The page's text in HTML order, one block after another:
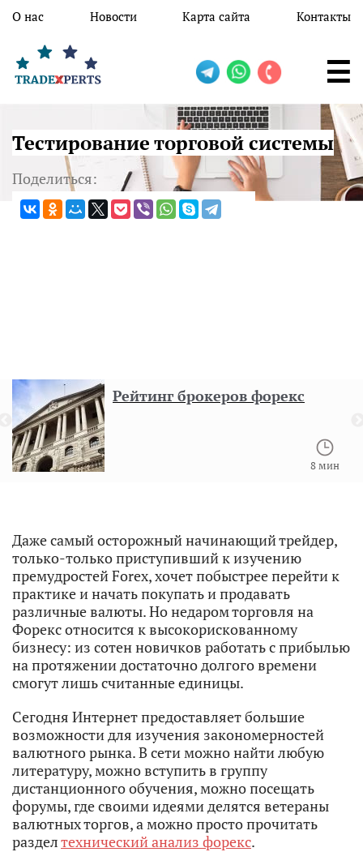
Перейти к основному содержанию
О нас Новости Карта сайта Контакты
Тестирование торговой системы
Поделиться:
Рейтинг брокеров форекс
8 мин
Даже самый осторожный начинающий трейдер,
только-только приступивший к изучению
премудростей Forex, хочет побыстрее перейти к
практике и начать покупать и продавать
различные валюты. Но недаром торговля на
Форекс относится к высокорискованному
бизнесу: из сотен новичков работать с прибылью
на протяжении достаточно долгого времени
смогут лишь считанные единицы.
Сегодня Интернет предоставляет большие
возможности для изучения закономерностей
валютного рынка. В сети можно найти любую
литературу, можно вступить в группу
дистанционного обучения, можно посещать
форумы, где своими идеями делятся ветераны
валютных торгов, а можно просто прочитать
разделтехнический анализ форекс.